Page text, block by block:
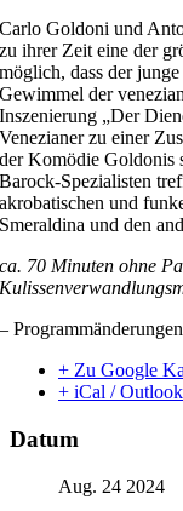
Carlo Goldoni und
zu ihrer Zeit eine der
möglich, dass der
Gewimmel der
Inszenierung „Der
Venezianer zu einer
der Komödie Goldonis
Barock-Spezialisten
akrobatischen und
Smeraldina und den
ca. 70 Minuten ohne
–
+ Zu Google
+ iCal /
Datum
Aug. 24 2024